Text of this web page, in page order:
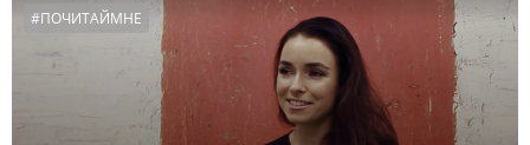
#ДЕТИСИРОТЫ
#ОФОНДЕ
#НАШАВИДЕОАНКЕТА
#КРОВНЫЕРОДСТВЕННИКИ
#ВСТРЕЧАСРЕБЕНКОМ
#ЗДОРОВЬЕ
#ИНОСТРАННОЕУСЫНОВЛЕНИЕ
#ОРГАНЫОПЕКИ
#ПОЧИТАЙМНЕ